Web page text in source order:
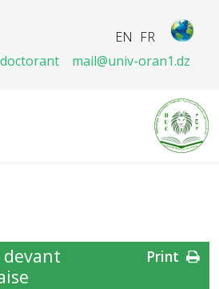
FR
EN
mail@univ-oran1.dz